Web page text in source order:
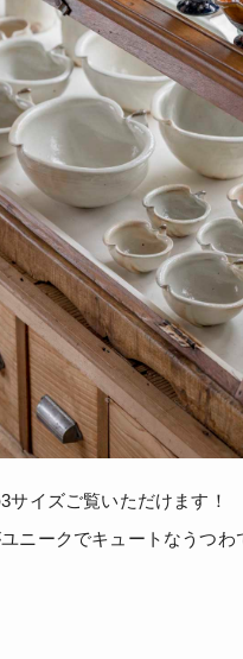
サイズご覧いただけます！
ニークでキュートなうつわ